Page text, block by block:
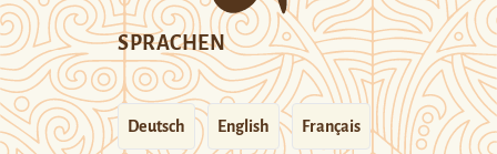
SPRACHEN
Deutsch English Français